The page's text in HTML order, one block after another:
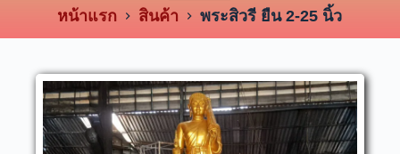
หน้าแรก สินค้า พระสิวรี ยืน 2-25 นิ้ว